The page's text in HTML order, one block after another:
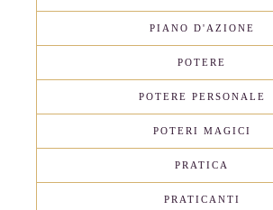
PIANO D'AZIONE
POTERE
POTERE PERSONALE
POTERI MAGICI
PRATICA
PRATICANTI